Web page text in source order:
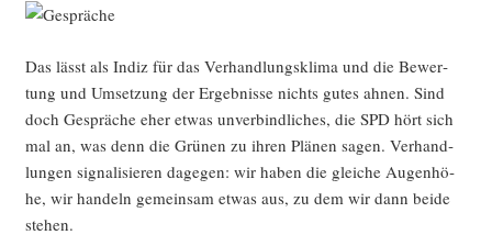
Das lässt als Indiz für das Ver­hand­lungs­kli­ma und die Bewer­
tung und Umset­zung der Ergeb­nis­se nichts gutes ahnen. Sind
doch Gesprä­che eher etwas unver­bind­li­ches, die SPD hört sich
mal an, was denn die Grü­nen zu ihren Plä­nen sagen. Ver­hand­
lun­gen signa­li­sie­ren dage­gen: wir haben die glei­che Augen­hö­
he, wir han­deln gemein­sam etwas aus, zu dem wir dann bei­de
stehen.